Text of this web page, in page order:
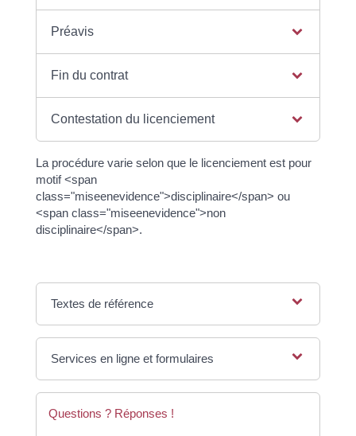
Préavis
Fin du contrat
Contestation du licenciement
La procédure varie selon que le licenciement est pour
motif <span
class="miseenevidence">disciplinaire</span> ou
<span class="miseenevidence">non
disciplinaire</span>.
Textes de référence
Services en ligne et formulaires
Questions ? Réponses !